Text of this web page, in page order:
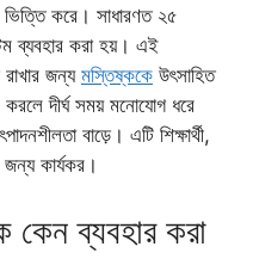
ভিত্তি করে। সাধারণত ২৫
ব্যবহার করা হয়। এই
জন্যমস্তিষ্ককে উৎসাহিত
দীর্ঘ সময় মনোযোগ ধরে
বাড়ে। এটি শিক্ষার্থী,
জন্য কার্যকর।
ব্যবহার করা